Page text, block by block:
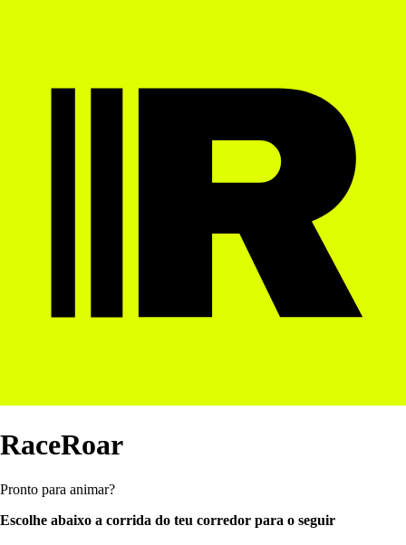
RaceRoar
Pronto para animar?
Escolhe abaixo a corrida do teu corredor para o seguir